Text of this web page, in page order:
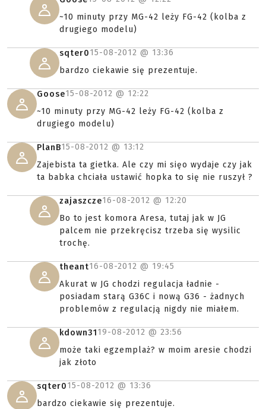
~10 minuty przy MG-42 leży FG-42 (kolba z
drugiego modelu)
sqter015-08-2012 @ 13:36
bardzo ciekawie się prezentuje.
Goose15-08-2012 @ 12:22
~10 minuty przy MG-42 leży FG-42 (kolba z
drugiego modelu)
PlanB15-08-2012 @ 13:12
Zajebista ta gietka. Ale czy mi sięo wydaje czy jak
ta babka chciała ustawić hopka to się nie ruszył ?
zajaszcze16-08-2012 @ 12:20
Bo to jest komora Aresa, tutaj jak w JG
palcem nie przekręcisz trzeba się wysilic
trochę.
theant16-08-2012 @ 19:45
Akurat w JG chodzi regulacja ładnie -
posiadam starą G36C i nową G36 - żadnych
problemów z regulacją nigdy nie miałem.
kdown3119-08-2012 @ 23:56
może taki egzemplaż? w moim aresie chodzi
jak złoto
sqter015-08-2012 @ 13:36
bardzo ciekawie się prezentuje.